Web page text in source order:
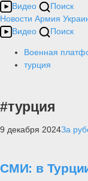
Видео
Поиск
Новости Армия
Видео
Поиск
Военная
турция
#турция
9 декабря 2024За
СМИ: в